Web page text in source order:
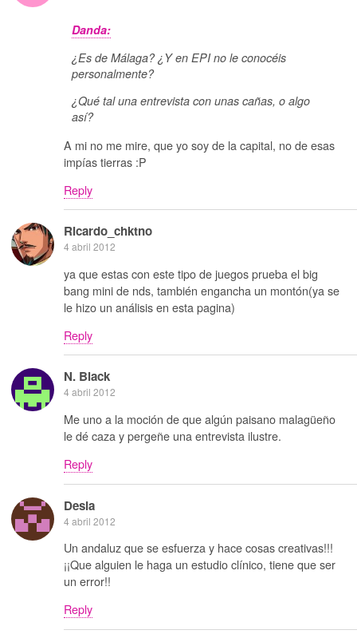
Danda:
¿Es de Málaga? ¿Y en EPI no le conocéis
personalmente?
¿Qué tal una entrevista con unas cañas, o algo
así?
A mi no me mire, que yo soy de la capital, no de esas
impías tierras :P
Reply
Ricardo_chktno
4 abril 2012
ya que estas con este tipo de juegos prueba el big
bang mini de nds, también engancha un montón(ya se
le hizo un análisis en esta pagina)
Reply
N. Black
4 abril 2012
Me uno a la moción de que algún paisano malagüeño
le dé caza y pergeñe una entrevista ilustre.
Reply
Desia
4 abril 2012
Un andaluz que se esfuerza y hace cosas creativas!!!
¡¡Que alguien le haga un estudio clínico, tiene que ser
un error!!
Reply